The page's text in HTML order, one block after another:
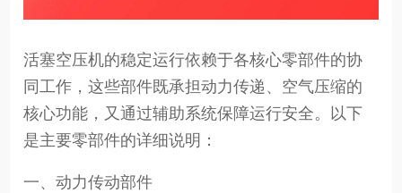
活塞空压机的稳定运行依赖于各核心零部件的协
同工作，这些部件既承担动力传递、空气压缩的
核心功能，又通过辅助系统保障运行安全。以下
是主要零部件的详细说明：
一、动力传动部件